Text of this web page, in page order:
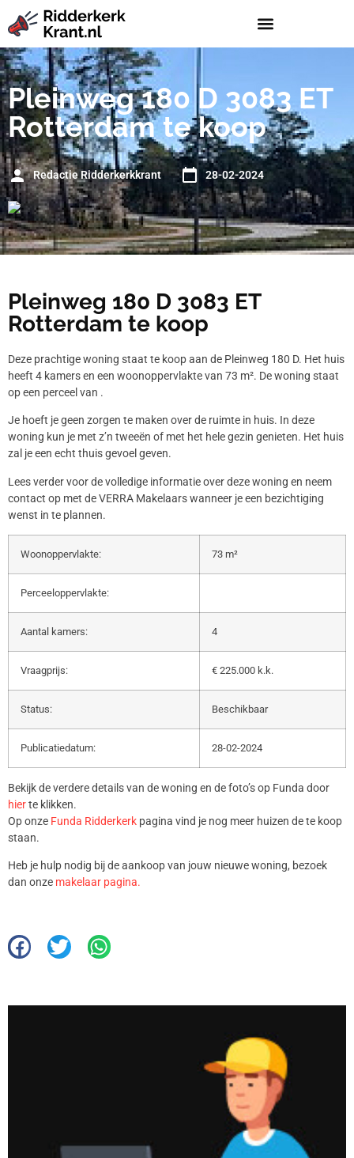
Pleinweg 180 D 3083 ET
Rotterdam te koop
Redactie Ridderkerkkrant 28-02-2024
Pleinweg 180 D 3083 ET
Rotterdam te koop
Deze prachtige woning staat te koop aan de Pleinweg 180 D. Het huis
heeft 4 kamers en een woonoppervlakte van 73 m². De woning staat
op een perceel van .
Je hoeft je geen zorgen te maken over de ruimte in huis. In deze
woning kun je met z’n tweeën of met het hele gezin genieten. Het huis
zal je een echt thuis gevoel geven.
Lees verder voor de volledige informatie over deze woning en neem
contact op met de VERRA Makelaars wanneer je een bezichtiging
wenst in te plannen.
Woonoppervlakte: 73 m²
Perceeloppervlakte:
Aantal kamers: 4
Vraagprijs: € 225.000 k.k.
Status: Beschikbaar
Publicatiedatum: 28-02-2024
Bekijk de verdere details van de woning en de foto’s op Funda door
hierte klikken.
Op onze Funda Ridderkerk pagina vind je nog meer huizen de te koop
staan.
Heb je hulp nodig bij de aankoop van jouw nieuwe woning, bezoek
dan onze makelaar pagina.